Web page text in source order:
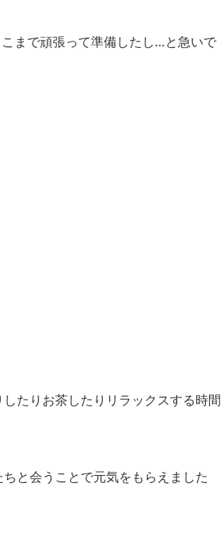
まで頑張って準備したし…と急いで
たりお茶したりリラックスする時間
と会うことで元気をもらえました